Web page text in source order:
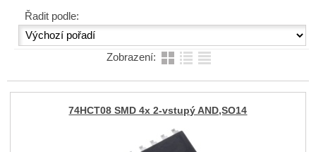
Řadit podle:
Zobrazení:
74HCT08 SMD 4x 2-vstupý AND,SO14